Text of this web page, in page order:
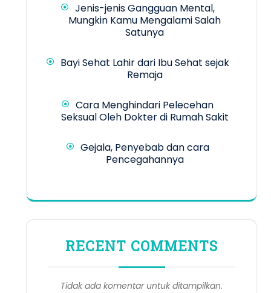
Jenis-jenis Gangguan Mental,
Mungkin Kamu Mengalami Salah
Satunya
Bayi Sehat Lahir dari Ibu Sehat sejak
Remaja
Cara Menghindari Pelecehan
Seksual Oleh Dokter di Rumah Sakit
Gejala, Penyebab dan cara
Pencegahannya
RECENT COMMENTS
Tidak ada komentar untuk ditampilkan.